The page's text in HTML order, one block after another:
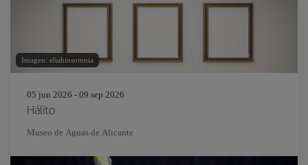
Imagen: eliahinsomnia
05 jun 2026 - 09 sep 2026
Hálito
Museo de Aguas de Alicante